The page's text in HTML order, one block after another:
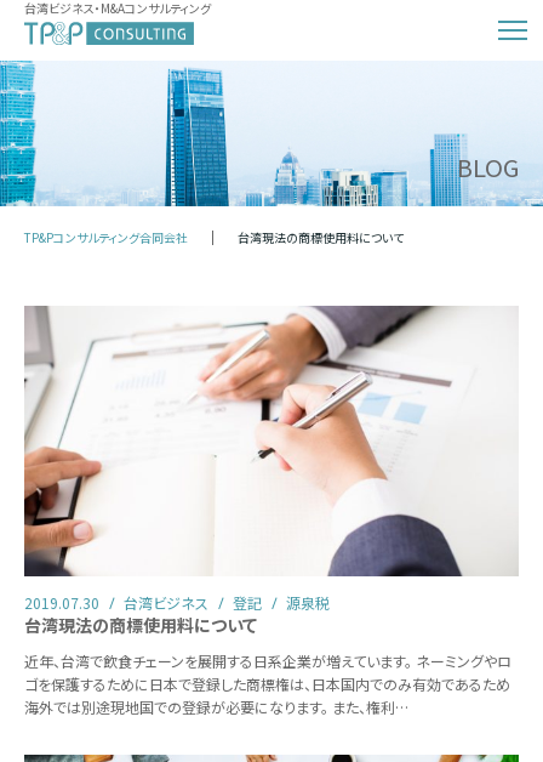
台湾ビジネス・M&Aコンサルティング
BLOG
TP&Pコンサルティング合同会社 台湾現法の商標使用料について
2019.07.30 台湾ビジネス 登記 源泉税
台湾現法の商標使用料について
近年、台湾で飲食チェーンを展開する日系企業が増えています。 ネーミングやロ
ゴを保護するために日本で登録した商標権は、日本国内でのみ有効であるため
海外では別途現地国での登録が必要になります。 また、権利…